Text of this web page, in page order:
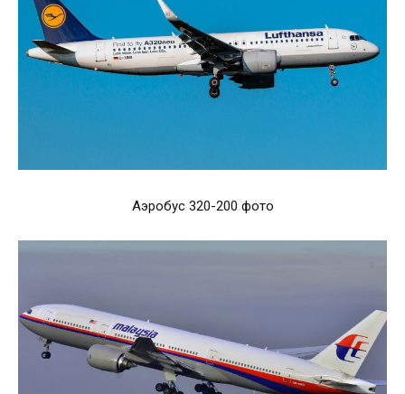
Аэробус 320-200 фото